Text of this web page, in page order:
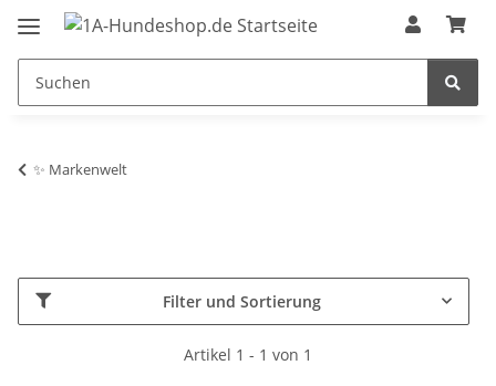
✨ Markenwelt
Filter und Sortierung
Artikel 1 - 1 von 1